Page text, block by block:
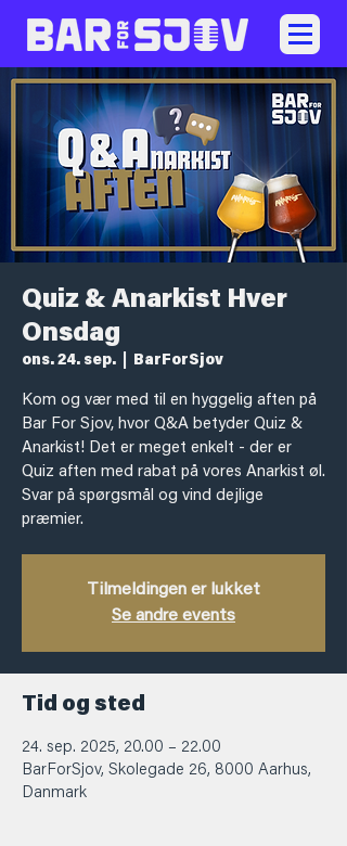
Quiz & Anarkist Hver
Onsdag
ons. 24. sep. BarForSjov
Kom og vær med til en hyggelig aften på
Bar For Sjov, hvor Q&A betyder Quiz &
Anarkist! Det er meget enkelt - der er
Quiz aften med rabat på vores Anarkist øl.
Svar på spørgsmål og vind dejlige
præmier.
Tilmeldingen er lukket
Se andre events
Tid og sted
24. sep. 2025, 20.00 – 22.00
BarForSjov, Skolegade 26, 8000 Aarhus,
Danmark